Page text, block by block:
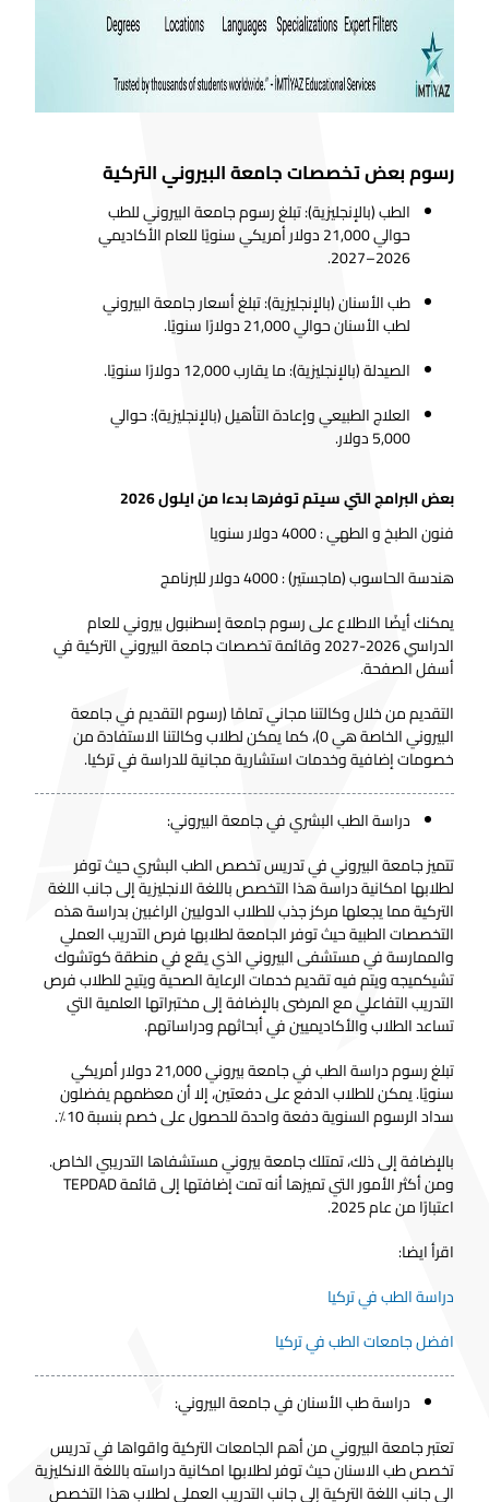
رسوم بعض تخصصات جامعة البيروني التركية
الطب (بالإنجليزية): تبلغ رسوم جامعة البيروني للطب
حوالي 21,000 دولار أمريكي سنويًا للعام الأكاديمي
2026–2027.
طب الأسنان (بالإنجليزية): تبلغ أسعار جامعة البيروني
لطب الأسنان حوالي 21,000 دولارًا سنويًا.
الصيدلة (بالإنجليزية): ما يقارب 12,000 دولارًا سنويًا.
العلاج الطبيعي وإعادة التأهيل (بالإنجليزية): حوالي
5,000 دولار.
بعض البرامج التي سيتم توفرها بدءا من ايلول 2026
فنون الطبخ و الطهي : 4000 دولار سنويا
هندسة الحاسوب (ماجستير) : 4000 دولار للبرنامج
يمكنك أيضًا الاطلاع على رسوم جامعة إسطنبول بيروني للعام
الدراسي 2026-2027 وقائمة تخصصات جامعة البيروني التركية في
أسفل الصفحة.
التقديم من خلال وكالتنا مجاني تمامًا (رسوم التقديم في جامعة
البيروني الخاصة هي 0)، كما يمكن لطلاب وكالتنا الاستفادة من
خصومات إضافية وخدمات استشارية مجانية للدراسة في تركيا.
دراسة الطب البشري في جامعة البيروني:
تتميز جامعة البيروني في تدريس تخصص الطب البشري حيث توفر
لطلابها امكانية دراسة هذا التخصص باللغة الانجليزية إلى جانب اللغة
التركية مما يجعلها مركز جذب للطلاب الدوليين الراغبين بدراسة هذه
التخصصات الطبية حيث توفر الجامعة لطلابها فرص التدريب العملي
والممارسة في مستشفى البيروني الذي يقع في منطقة كوتشوك
تشيكميجه ويتم فيه تقديم خدمات الرعاية الصحية ويتيح للطلاب فرص
التدريب التفاعلي مع المرضى بالإضافة إلى مختبراتها العلمية التي
تساعد الطلاب والأكاديميين في أبحاثهم ودراساتهم.
تبلغ رسوم دراسة الطب في جامعة بيروني 21,000 دولار أمريكي
سنويًا. يمكن للطلاب الدفع على دفعتين، إلا أن معظمهم يفضلون
سداد الرسوم السنوية دفعة واحدة للحصول على خصم بنسبة 10٪.
بالإضافة إلى ذلك، تمتلك جامعة بيروني مستشفاها التدريبي الخاص.
ومن أكثر الأمور التي تميزها أنه تمت إضافتها إلى قائمة TEPDAD
اعتبارًا من عام 2025.
اقرأ ايضا:
دراسة الطب في تركيا
افضل جامعات الطب في تركيا
دراسة طب الأسنان في جامعة البيروني:
تعتبر جامعة البيروني من أهم الجامعات التركية واقواها في تدريس
تخصص طب الاسنان حيث توفر لطلابها امكانية دراسته باللغة الانكليزية
الى جانب اللغة التركية إلى جانب التدريب العملي لطلاب هذا التخصص